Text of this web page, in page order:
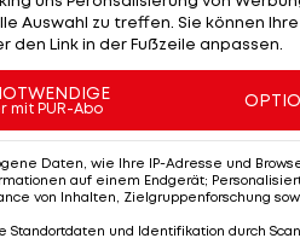
im Heimspiel der 12. Runde
steht es nach Toren von
entscheidende 2:1 für den
der Tabelle mit 27 Punkten
21 Zählern. Randers (19) ist
Auswahl zu treffen. Sie können
Link in der Fußzeile anpassen.
mit PUR-Abo
Daten, wie Ihre IP-Adresse und
auf einem Endgerät;
von Inhalten, Zielgruppenforschung
Standortdaten und Identifikation durch